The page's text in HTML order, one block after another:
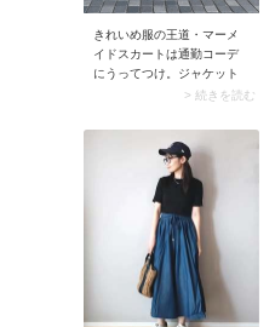
きれいめ服の王道・マーメ
イドスカートは通勤コーデ
にうってつけ。ジャケット
を羽織ったりブラウスを裾
ラインがさりげなく隠れる
上にコーデの甘さを解消。
これなら、きれいめに着こ
なしても時代遅れ感はあり
> 続きを読む